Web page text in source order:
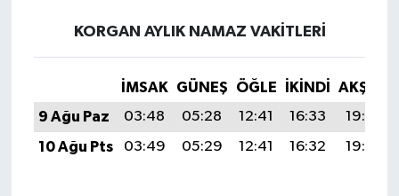
KORGAN AYLIK NAMAZ VAKITLERI
İMSAK GÜNEŞ ÖĞLE İKINDI
AKŞAM
9 Ağu Paz
03:48 05:28 12:41 16:33
19:45
10 Ağu Pts
03:49 05:29 12:41 16:32 19:44